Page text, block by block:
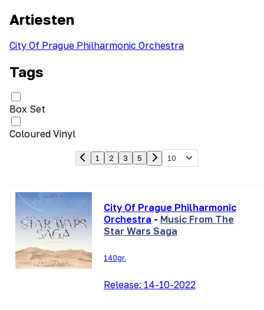
Artiesten
City Of Prague Philharmonic Orchestra
Tags
Box Set
Coloured Vinyl
1 2 3 5 10
City Of Prague Philharmonic
Orchestra - Music From The
Star Wars Saga
140gr.
Release: 14-10-2022